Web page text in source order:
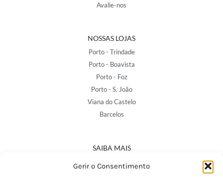
Gerir o Consentimento
Avalie-nos
NOSSAS LOJAS
Porto - Trindade
Porto - Boavista
Porto - Foz
Porto - S. João
Viana do Castelo
Barcelos
SAIBA MAIS
Política de Privacidade